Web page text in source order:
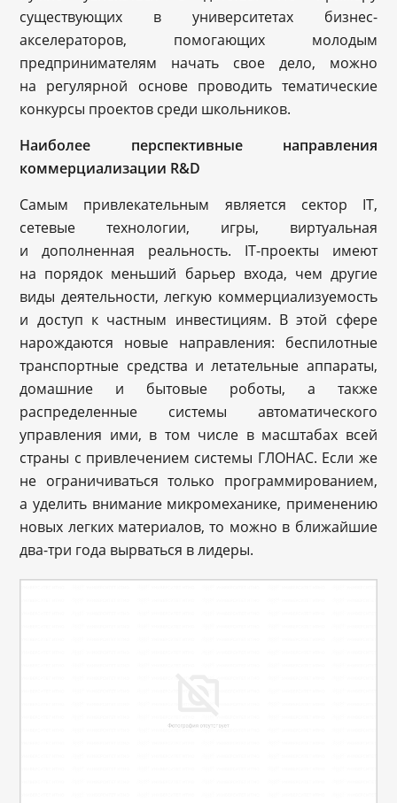
существующих в университетах бизнес-
акселераторов, помогающих молодым
предпринимателям начать свое дело, можно
на регулярной основе проводить тематические
конкурсы проектов среди школьников.
Наиболее перспективные направления
коммерциализации R&D
Самым привлекательным является сектор IT,
сетевые технологии, игры, виртуальная
и дополненная реальность. IT-проекты имеют
на порядок меньший барьер входа, чем другие
виды деятельности, легкую коммерциализуемость
и доступ к частным инвестициям. В этой сфере
нарождаются новые направления: беспилотные
транспортные средства и летательные аппараты,
домашние и бытовые роботы, а также
распределенные системы автоматического
управления ими, в том числе в масштабах всей
страны с привлечением системы ГЛОНАС. Если же
не ограничиваться только программированием,
а уделить внимание микромеханике, применению
новых легких материалов, то можно в ближайшие
два-три года вырваться в лидеры.